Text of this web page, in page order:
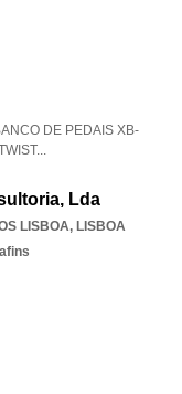
DE PEDAIS XB-
...
Lda
LISBOA, LISBOA